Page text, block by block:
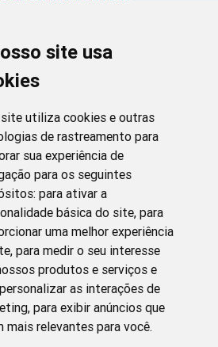
site usa
utiliza cookies e outras
de rastreamento para
sua experiência de
para os seguintes
para ativar a
básica do site, para
uma melhor experiência
, para medir o seu interesse
produtos e serviços e
as interações de
, para exibir anúncios que
mais relevantes para você.